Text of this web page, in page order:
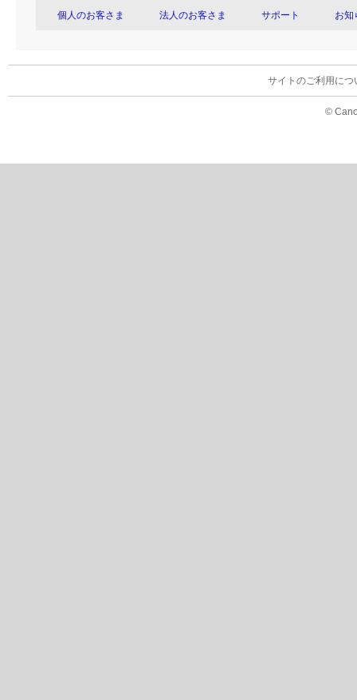
個人のお客さま 法人のお客さま サポート お知
サイトのご利用につ
©